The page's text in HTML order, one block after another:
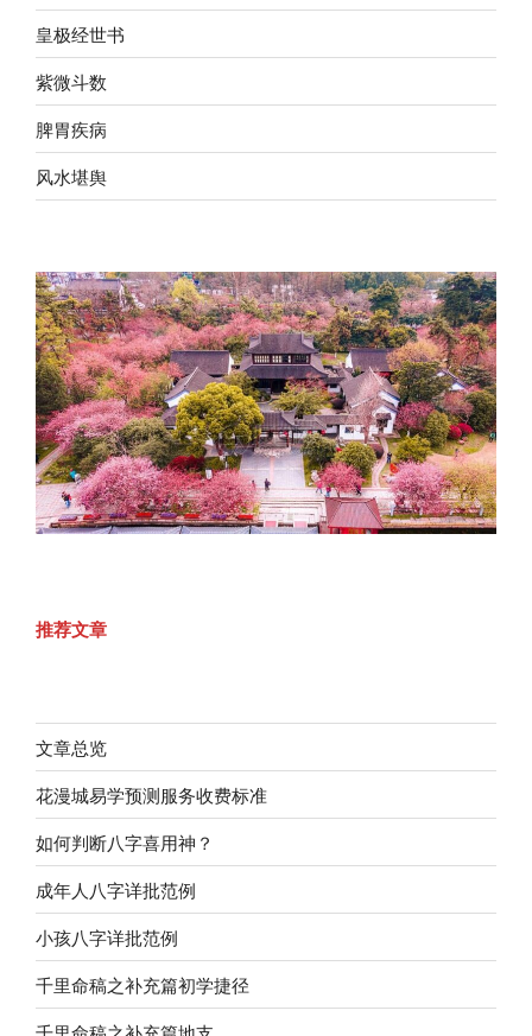
皇极经世书
紫微斗数
脾胃疾病
风水堪舆
推荐文章
文章总览
花漫城易学预测服务收费标准
如何判断八字喜用神？
成年人八字详批范例
小孩八字详批范例
千里命稿之补充篇初学捷径